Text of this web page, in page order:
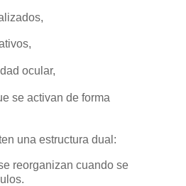
ocular,
se activan de forma
una estructura dual:
reorganizan cuando se